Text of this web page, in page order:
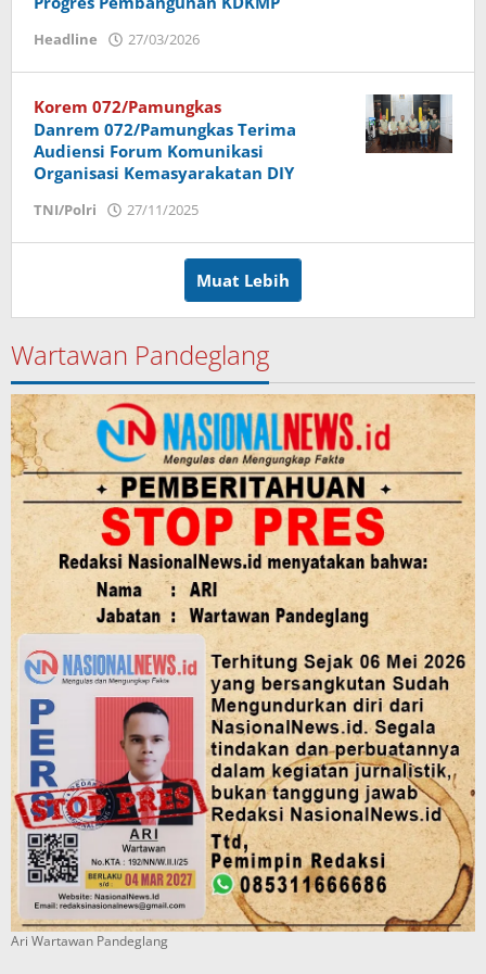
Headline 27/03/2026
Korem 072/Pamungkas
Danrem 072/Pamungkas Terima
Audiensi Forum Komunikasi
Organisasi Kemasyarakatan DIY
TNI/Polri 27/11/2025
Muat Lebih
Wartawan Pandeglang
Ari Wartawan Pandeglang